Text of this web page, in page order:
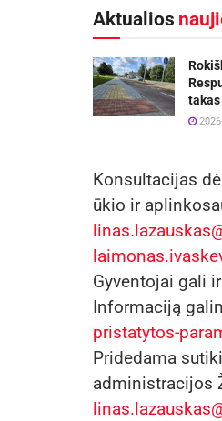
Aktualios
takas
Konsultacijas
ūkio ir
linas.lazauskas
Gyventojai gali
Informaciją
pristatytos-
Pridedama
administracijos
linas.lazauskas